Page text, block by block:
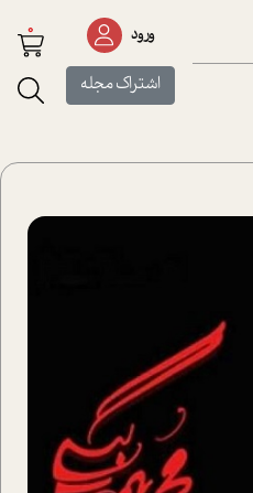
ورود
اشتراک مجله
0